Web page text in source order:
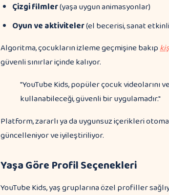
Çizgi filmler(yaşa uygun animasyonlar)
Oyun ve aktiviteler(el becerisi, sanat
Algoritma, çocukların izleme geçmişine bakıp
güvenli sınırlar içinde kalıyor.
"YouTube Kids, popüler çocuk videolarını
kullanabileceği, güvenli bir uygulamadır."
Platform, zararlı ya da uygunsuz içerikleri
güncelleniyor ve iyileştiriliyor.
Yaşa Göre Profil Seçenekleri
YouTube Kids, yaş gruplarına özel profiller